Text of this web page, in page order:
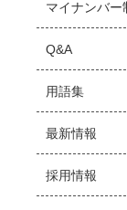
マイナンバー
Q&A
用語集
最新情報
採用情報